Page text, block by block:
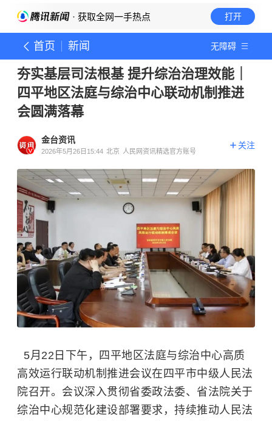
· 获取全网一手热点 打开
首页 新闻 无障碍
夯实基层司法根基 提升综治治理效能｜
四平地区法庭与综治中心联动机制推进
会圆满落幕
金台资讯
2026年5月26日15:44 北京 人民网资讯精选官方账号
关注
5月22日下午，四平地区法庭与综治中心高质
高效运行联动机制推进会议在四平市中级人民法
院召开。会议深入贯彻省委政法委、省法院关于
综治中心规范化建设部署要求，持续推动人民法